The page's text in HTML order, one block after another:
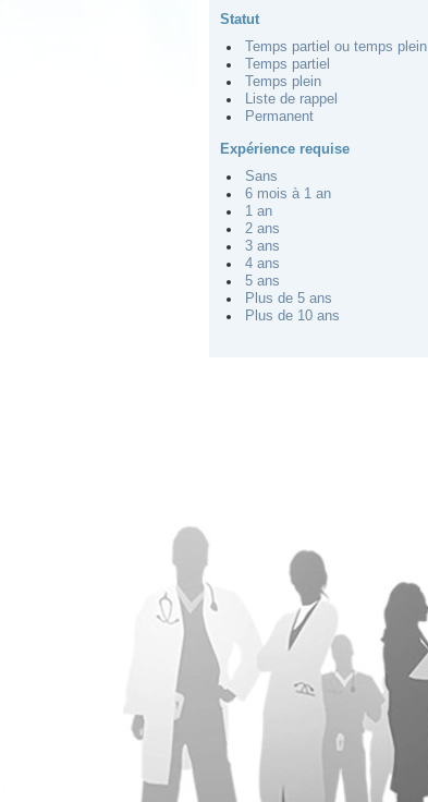
Statut
Temps partiel ou temps plein
Temps partiel
Temps plein
Liste de rappel
Permanent
Expérience requise
Sans
6 mois à 1 an
1 an
2 ans
3 ans
4 ans
5 ans
Plus de 5 ans
Plus de 10 ans